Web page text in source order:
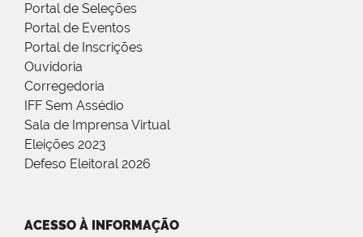
Portal de Seleções
Portal de Eventos
Portal de Inscrições
Ouvidoria
Corregedoria
IFF Sem Assédio
Sala de Imprensa Virtual
Eleições 2023
Defeso Eleitoral 2026
ACESSO À INFORMAÇÃO